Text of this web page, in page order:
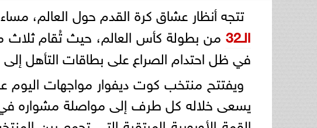
تتجه أنظار عشاق كرة القدم حول العالم، مساء الثلاثاء 30 يونيو 2026،
الـ32
من بطولة كأس العالم، حيث تُقام ثلاث
في ظل احتدام الصراع على بطاقات التأهل إلى
ويفتتح منتخب كوت ديفوار مواجهات اليوم
يسعى خلاله كل طرف إلى مواصلة مشواره في